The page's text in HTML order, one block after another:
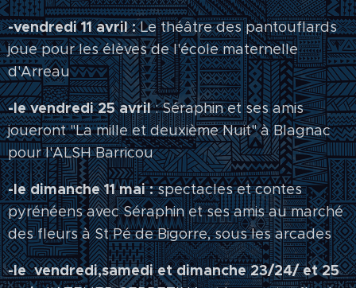
-vendredi 11 avril :Le théâtre des pantouflards
joue pour les élèves de l'école maternelle
d'Arreau
-le vendredi 25 avril: Séraphin et ses amis
joueront "La mille et deuxième Nuit" à Blagnac
pour l'ALSH Barricou
-le dimanche 11 mai :spectacles et contes
pyrénéens avec Séraphin et ses amis au marché
des fleurs à St Pé de Bigorre, sous les arcades
-le vendredi,samedi et dimanche 23/24/ et 25